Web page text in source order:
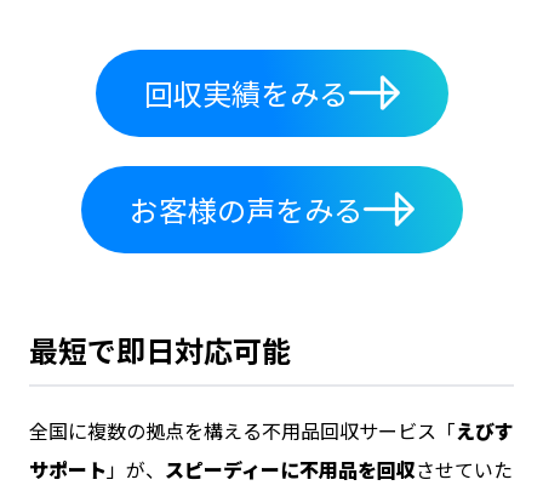
回収実績をみる
お客様の声をみる
最短で即日対応可能
全国に複数の拠点を構える不用品回収サービス「えびす
サポート 」が、 スピーディーに不用品を回収させていた